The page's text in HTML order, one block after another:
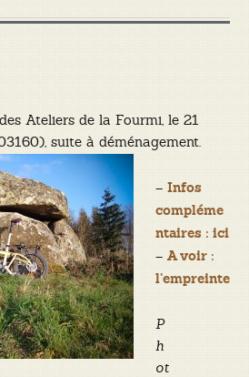
Ateliers de la Fourmi, le 21
suite à déménagement.
–Infos
compléme
ntaires : ici
–A voir :
l’empreinte
P
h
ot